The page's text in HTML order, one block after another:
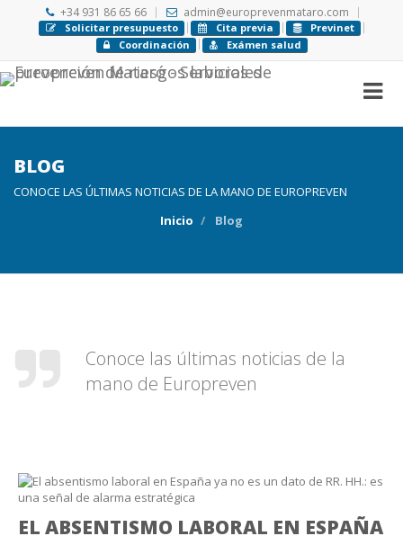
+34 931 86 65 66 admin@europrevenmataro.com
Solicitar presupuesto Cita previa
Previnet
Coordinación
Exámen salud
BLOG
CONOCE LAS ÚLTIMAS NOTICIAS DE LA MANO DE EUROPREVEN
Inicio
Blog
Conoce las últimas noticias de la
mano de Europreven
EL ABSENTISMO LABORAL EN ESPAÑA